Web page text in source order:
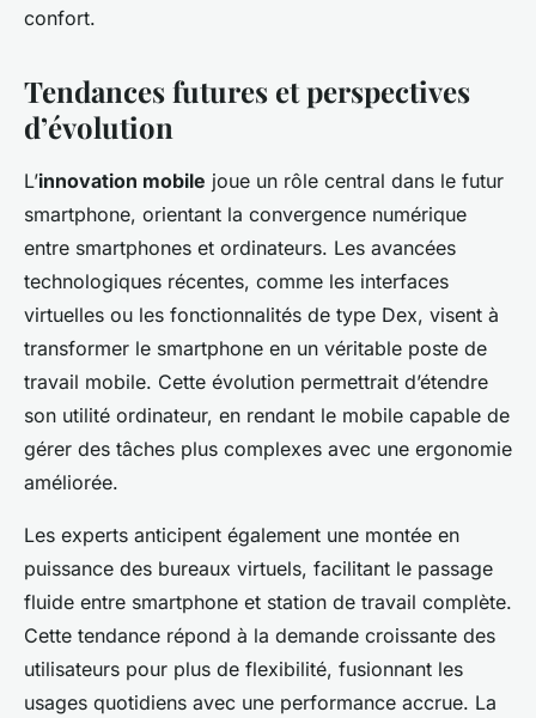
confort.
Tendances futures et perspectives
d’évolution
L’innovation mobile joue un rôle central dans le futur
smartphone, orientant la convergence numérique
entre smartphones et ordinateurs. Les avancées
technologiques récentes, comme les interfaces
virtuelles ou les fonctionnalités de type Dex, visent à
transformer le smartphone en un véritable poste de
travail mobile. Cette évolution permettrait d’étendre
son utilité ordinateur, en rendant le mobile capable de
gérer des tâches plus complexes avec une ergonomie
améliorée.
Les experts anticipent également une montée en
puissance des bureaux virtuels, facilitant le passage
fluide entre smartphone et station de travail complète.
Cette tendance répond à la demande croissante des
utilisateurs pour plus de flexibilité, fusionnant les
usages quotidiens avec une performance accrue. La